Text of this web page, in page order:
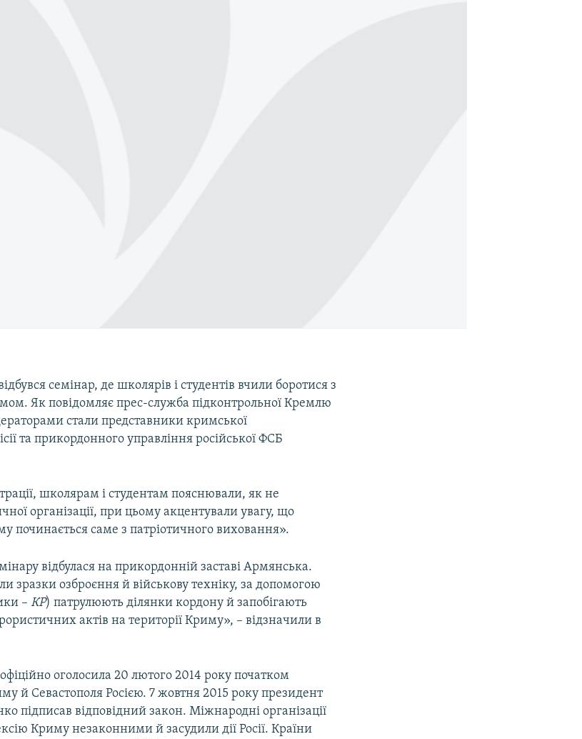
семінар, де школярів і студентів вчили боротися з
Як повідомляє прес-служба підконтрольної Кремлю
стали представники кримської
та прикордонного управління російської ФСБ
школярам і студентам пояснювали, як не
організації, при цьому акцентували увагу, що
починається саме з патріотичного виховання».
відбулася на прикордонній заставі Армянська.
зразки озброєння й військову техніку, за допомогою
–КР) патрулюють ділянки кордону й запобігають
актів на території Криму», – відзначили в
оголосила 20 лютого 2014 року початком
й Севастополя Росією. 7 жовтня 2015 року президент
підписав відповідний закон. Міжнародні організації
Криму незаконними й засудили дії Росії. Країни